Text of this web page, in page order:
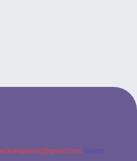
Teams: